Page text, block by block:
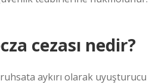
cezası nedir?
aykırı olarak uyuşturucu